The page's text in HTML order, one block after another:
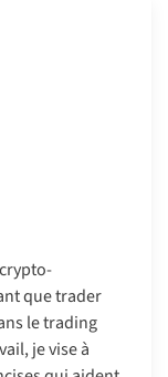
que trader
le trading
je vise à